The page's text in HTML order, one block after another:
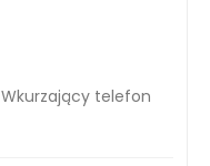
Wkurzający telefon